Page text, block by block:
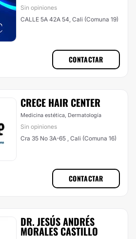
Sin opiniones
CALLE 5A 42A 54, Cali (Comuna 19)
CONTACTAR
CRECE HAIR CENTER
Medicina estética, Dermatología
Sin opiniones
Cra 35 No 3A-65 , Cali (Comuna 16)
CONTACTAR
DR. JESÚS ANDRÉS
MORALES CASTILLO